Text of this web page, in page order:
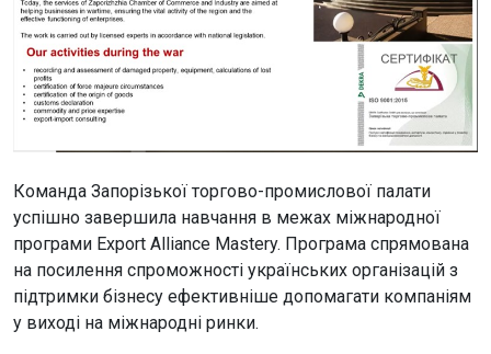
Команда Запорізької торгово-промислової палати
успішно завершила навчання в межах міжнародної
програми Export Alliance Mastery. Програма спрямована
на посилення спроможності українських організацій з
підтримки бізнесу ефективніше допомагати компаніям
у виході на міжнародні ринки.